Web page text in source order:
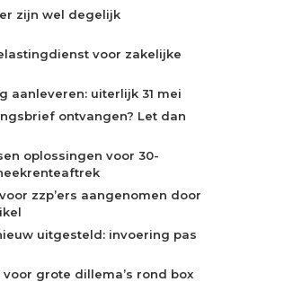
zijn wel degelijk
voor zakelijke
aanleveren: uiterlijk 31 mei
ontvangen? Let dan
oplossingen voor 30-
zzp’ers aangenomen door
uitgesteld: invoering pas
grote dillema’s rond box